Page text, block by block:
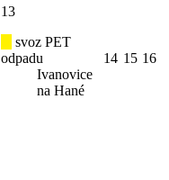
13
svoz PET
odpadu
Ivanovice
na Hané
14 15 16